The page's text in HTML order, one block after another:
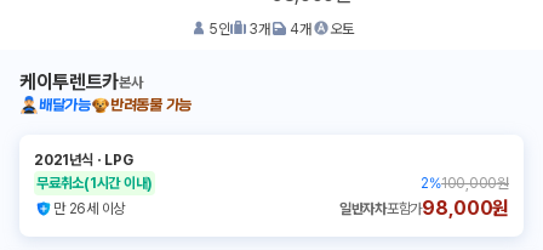
5인 3개 4개 오토
케이투렌트카본사
배달가능
반려동물 가능
2021년식 ㆍ LPG
무료취소(1시간 이내) 2%100,000원
만 26세 이상
일반자차포함가98,000원